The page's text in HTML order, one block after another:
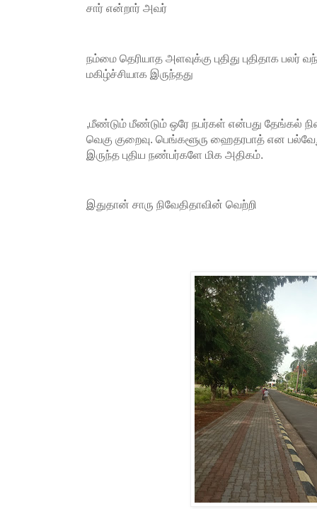
சார் என்றார் அவர்
நம்மை தெரியாத அளவுக்கு புதிது புதிதாக பலர்
மகிழ்ச்சியாக இருந்தது
,மீண்டும் மீண்டும் ஒரே நபர்கள் என்பது தேங்கல்
வெகு குறைவு. பெங்களூரு ஹைதரபாத் என
இருந்த புதிய நண்பர்களே மிக அதிகம்.
இதுதான் சாரு நிவேதிதாவின் வெற்றி